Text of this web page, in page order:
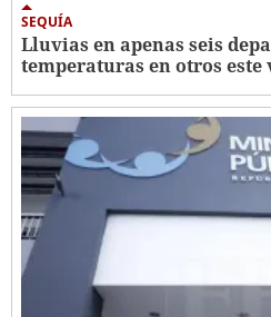
SEQUÍA
Lluvias en apenas seis
temperaturas en otros este